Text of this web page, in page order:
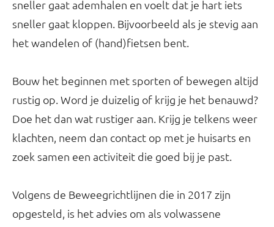
sneller gaat ademhalen en voelt dat je hart iets
sneller gaat kloppen. Bijvoorbeeld als je stevig aan
het wandelen of (hand)fietsen bent.
Bouw het beginnen met sporten of bewegen altijd
rustig op. Word je duizelig of krijg je het benauwd?
Doe het dan wat rustiger aan. Krijg je telkens weer
klachten, neem dan contact op met je huisarts en
zoek samen een activiteit die goed bij je past.
Volgens de Beweegrichtlijnen die in 2017 zijn
opgesteld, is het advies om als volwassene